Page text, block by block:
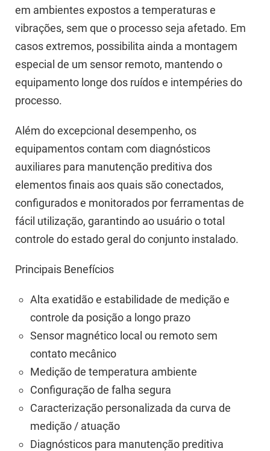
em ambientes expostos a temperaturas e
vibrações, sem que o processo seja afetado. Em
casos extremos, possibilita ainda a montagem
especial de um sensor remoto, mantendo o
equipamento longe dos ruídos e intempéries do
processo.
Além do excepcional desempenho, os
equipamentos contam com diagnósticos
auxiliares para manutenção preditiva dos
elementos finais aos quais são conectados,
configurados e monitorados por ferramentas de
fácil utilização, garantindo ao usuário o total
controle do estado geral do conjunto instalado.
Principais Benefícios
Alta exatidão e estabilidade de medição e
controle da posição a longo prazo
Sensor magnético local ou remoto sem
contato mecânico
Medição de temperatura ambiente
Configuração de falha segura
Caracterização personalizada da curva de
medição / atuação
Diagnósticos para manutenção preditiva